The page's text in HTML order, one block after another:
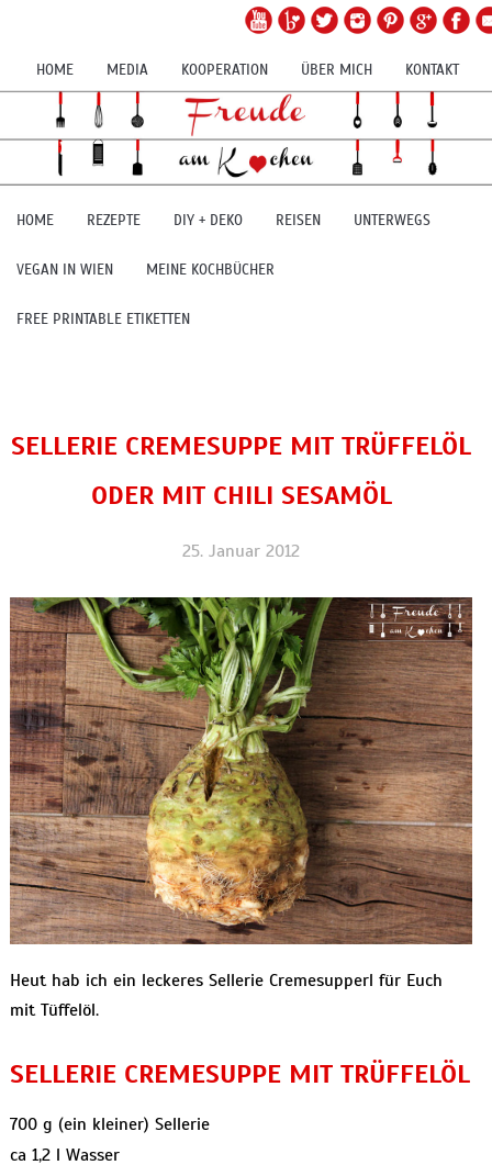
HOME MEDIA KOOPERATION ÜBER MICH KONTAKT
HOME REZEPTE DIY + DEKO REISEN UNTERWEGS
VEGAN IN WIEN MEINE KOCHBÜCHER
FREE PRINTABLE ETIKETTEN
SELLERIE CREMESUPPE MIT TRÜFFELÖL
ODER MIT CHILI SESAMÖL
25. Januar 2012
Heut hab ich ein leckeres Sellerie Cremesupperl für Euch
mit Tüffelöl.
SELLERIE CREMESUPPE MIT TRÜFFELÖL
700 g (ein kleiner) Sellerie
ca 1,2 l Wasser